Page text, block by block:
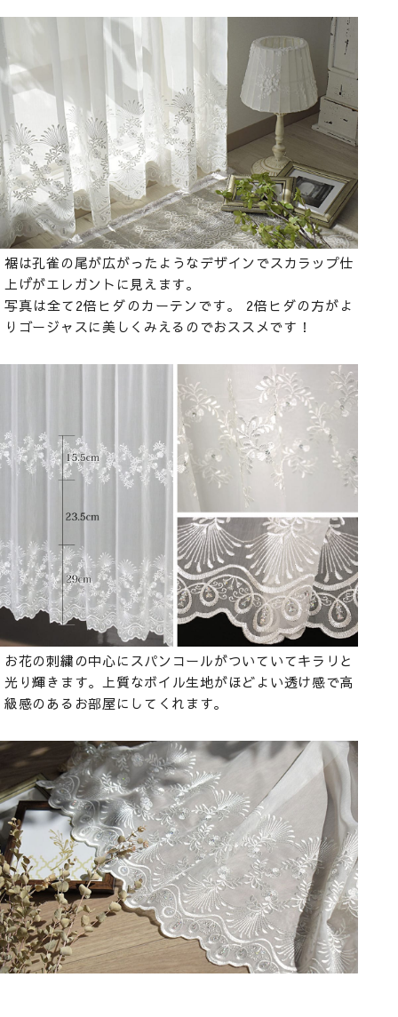
裾は孔雀の尾が広がったようなデザインでスカラップ仕
上げがエレガントに見えます。
写真は全て2倍ヒダのカーテンです。 2倍ヒダの方がよ
りゴージャスに美しくみえるのでおススメです！
お花の刺繍の中心にスパンコールがついていてキラリと
光り輝きます。上質なボイル生地がほどよい透け感で高
級感のあるお部屋にしてくれます。